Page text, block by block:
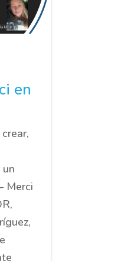
en
Merci